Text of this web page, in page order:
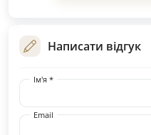
Написати відгук
Ім'я *
Email